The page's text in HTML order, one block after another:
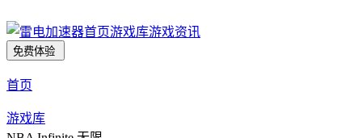
首页游戏库游戏资讯
免费体验
首页
游戏库